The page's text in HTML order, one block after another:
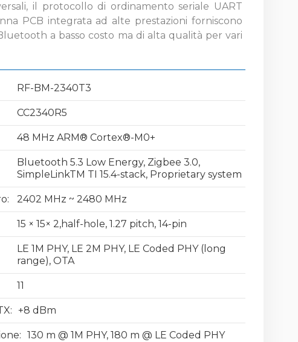
il protocollo di ordinamento seriale UART
PCB integrata ad alte prestazioni forniscono
a basso costo ma di alta qualità per vari
RF-BM-2340T3
CC2340R5
48 MHz ARM® Cortex®-M0+
Bluetooth 5.3 Low Energy, Zigbee 3.0,
SimpleLinkTM TI 15.4-stack, Proprietary system
2402 MHz ~ 2480 MHz
15 × 15× 2,half-hole, 1.27 pitch, 14-pin
LE 1M PHY, LE 2M PHY, LE Coded PHY (long
range), OTA
11
+8 dBm
130 m @ 1M PHY, 180 m @ LE Coded PHY